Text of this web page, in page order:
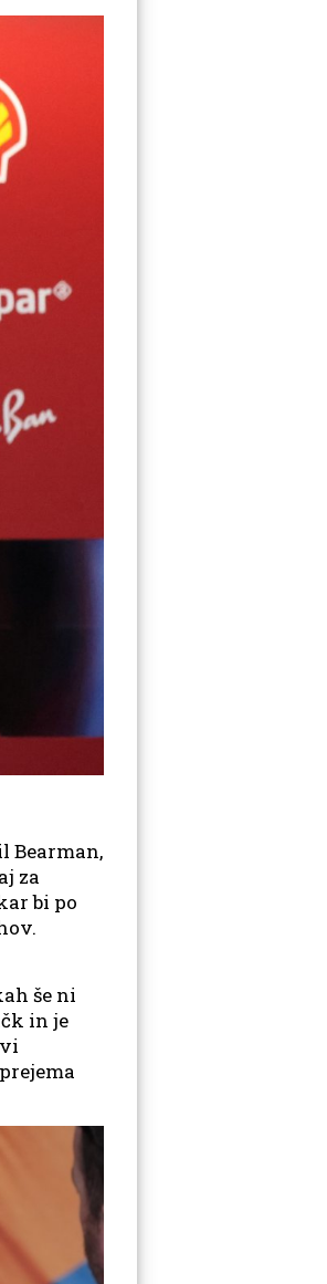
Bearman,
za
bi po
še ni
in je